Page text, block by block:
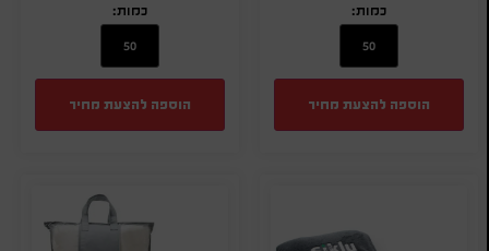
כמות:
הוספה להצעת מחיר
כמות:
הוספה להצעת מחיר